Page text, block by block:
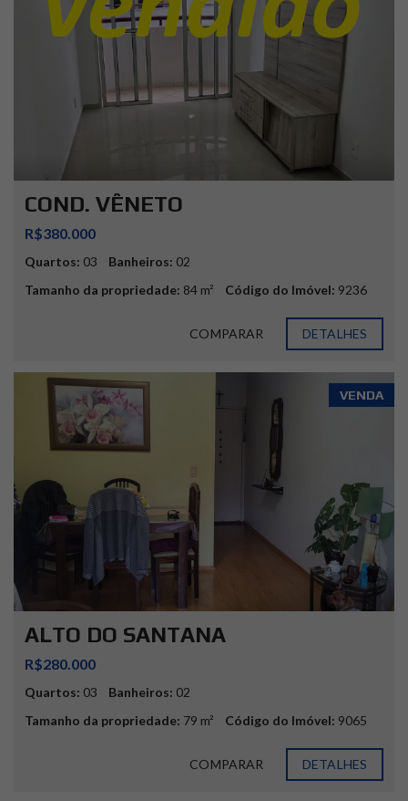
COND. VÊNETO
R$380.000
Quartos: 03 Banheiros: 02
Tamanho da propriedade: 84 m² Código do Imóvel: 9236
COMPARAR DETALHES
VENDA
ALTO DO SANTANA
R$280.000
Quartos: 03 Banheiros: 02
Tamanho da propriedade: 79 m² Código do Imóvel: 9065
COMPARAR DETALHES